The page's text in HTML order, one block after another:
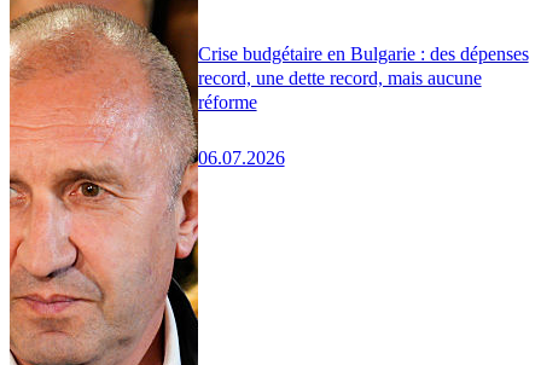
Crise budgétaire en Bulgarie : des dépenses
record, une dette record, mais aucune
réforme
06.07.2026